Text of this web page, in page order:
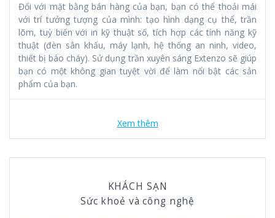
Đối với mặt bằng bán hàng của bạn, bạn có thể thoải mái
với trí tưởng tượng của mình: tạo hình dạng cụ thể, trần
lõm, tuỳ biến với in kỹ thuật số, tích hợp các tính năng kỹ
thuật (đèn sân khấu, máy lạnh, hệ thống an ninh, video,
thiết bị báo cháy). Sử dụng trần xuyên sáng Extenzo sẽ giúp
bạn có một không gian tuyệt vời để làm nổi bật các sản
phẩm của bạn.
Xem thêm
KHÁCH SẠN
Sức khoẻ và công nghệ